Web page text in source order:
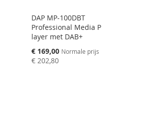
DAP MP-100DBT
Professional Media P
layer met DAB+
Speciale
prijs
€ 169,00 Normale prijs
€ 202,80